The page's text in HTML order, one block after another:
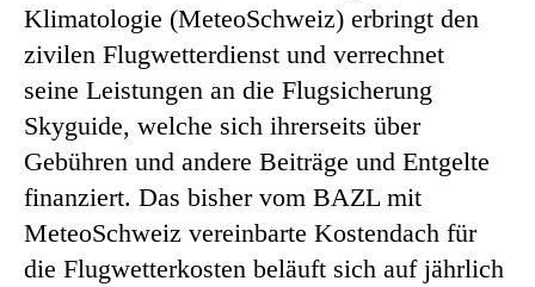
Klimatologie (MeteoSchweiz) erbringt den
zivilen Flugwetterdienst und verrechnet
seine Leistungen an die Flugsicherung
Skyguide, welche sich ihrerseits über
Gebühren und andere Beiträge und Entgelte
finanziert. Das bisher vom BAZL mit
MeteoSchweiz vereinbarte Kostendach für
die Flugwetterkosten beläuft sich auf jährlich